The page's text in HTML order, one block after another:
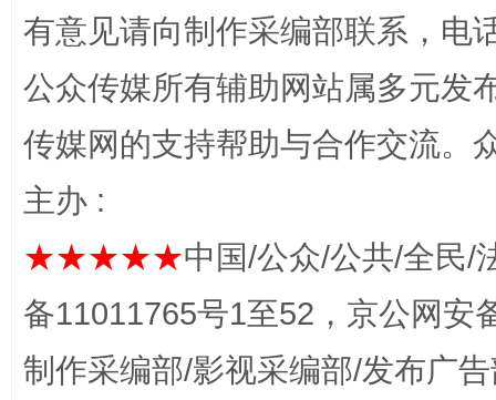
有意见请向制作采编部联系，电
公众传媒所有辅助网站属多元发
传媒网的支持帮助与合作交流。
主办 :
★★★★★中国/公众/公共/全民/
备11011765号1至52，京公网安
制作采编部/影视采编部/发布广